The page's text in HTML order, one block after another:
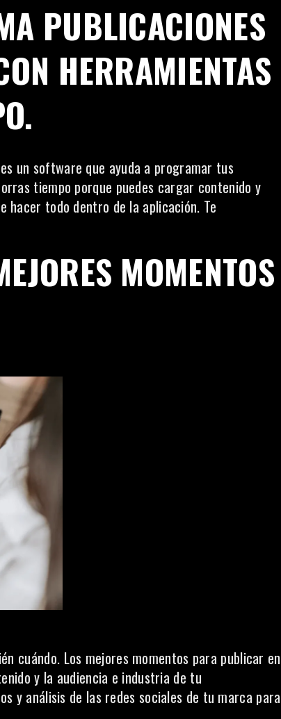
PUBLICACIONES
HERRAMIENTAS
un software que ayuda a programar tus
tiempo porque puedes cargar contenido y
hacer todo dentro de la aplicación. Te
MOMENTOS
cuándo. Los mejores momentos para publicar en
y la audiencia e industria de tu
y análisis de las redes sociales de tu marca para